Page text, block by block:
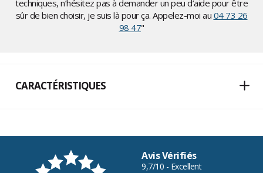
techniques, n’hésitez pas à demander un peu d’aide pour être
sûr de bien choisir, je suis là pour ça. Appelez-moi au 04 73 26
98 47"
CARACTÉRISTIQUES
Avis Vérifiés
9,7/10 - Excellent